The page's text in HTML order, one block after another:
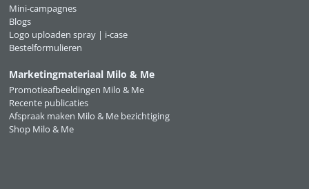
Mini-campagnes
Blogs
Logo uploaden spray | i-case
Bestelformulieren
Marketingmateriaal Milo & Me
Promotieafbeeldingen Milo & Me
Recente publicaties
Afspraak maken Milo & Me bezichtiging
Shop Milo & Me